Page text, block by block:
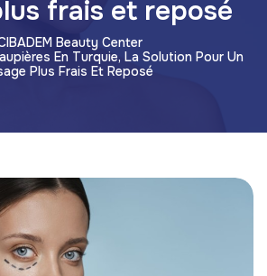
frais et reposé
Beauty Center
En Turquie, La Solution Pour Un
Plus Frais Et Reposé